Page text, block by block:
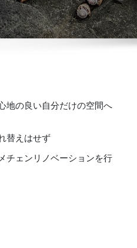
地の良い自分だけの空間へ
替えはせず
チェンリノベーションを行